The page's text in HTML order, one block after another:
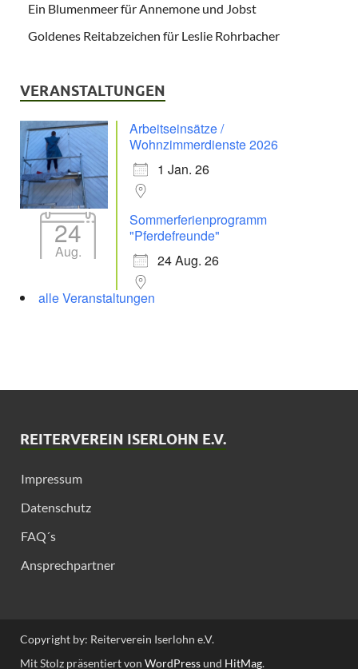
Ein Blumenmeer für Annemone und Jobst
Goldenes Reitabzeichen für Leslie Rohrbacher
VERANSTALTUNGEN
Arbeitseinsätze /
Wohnzimmerdienste 2026
1 Jan. 26
24
Aug.
Sommerferienprogramm
"Pferdefreunde"
24 Aug. 26
alle Veranstaltungen
REITERVEREIN ISERLOHN E.V.
Impressum
Datenschutz
FAQ´s
Ansprechpartner
Copyright by: Reiterverein Iserlohn e.V.
Mit Stolz präsentiert von WordPressund HitMag.